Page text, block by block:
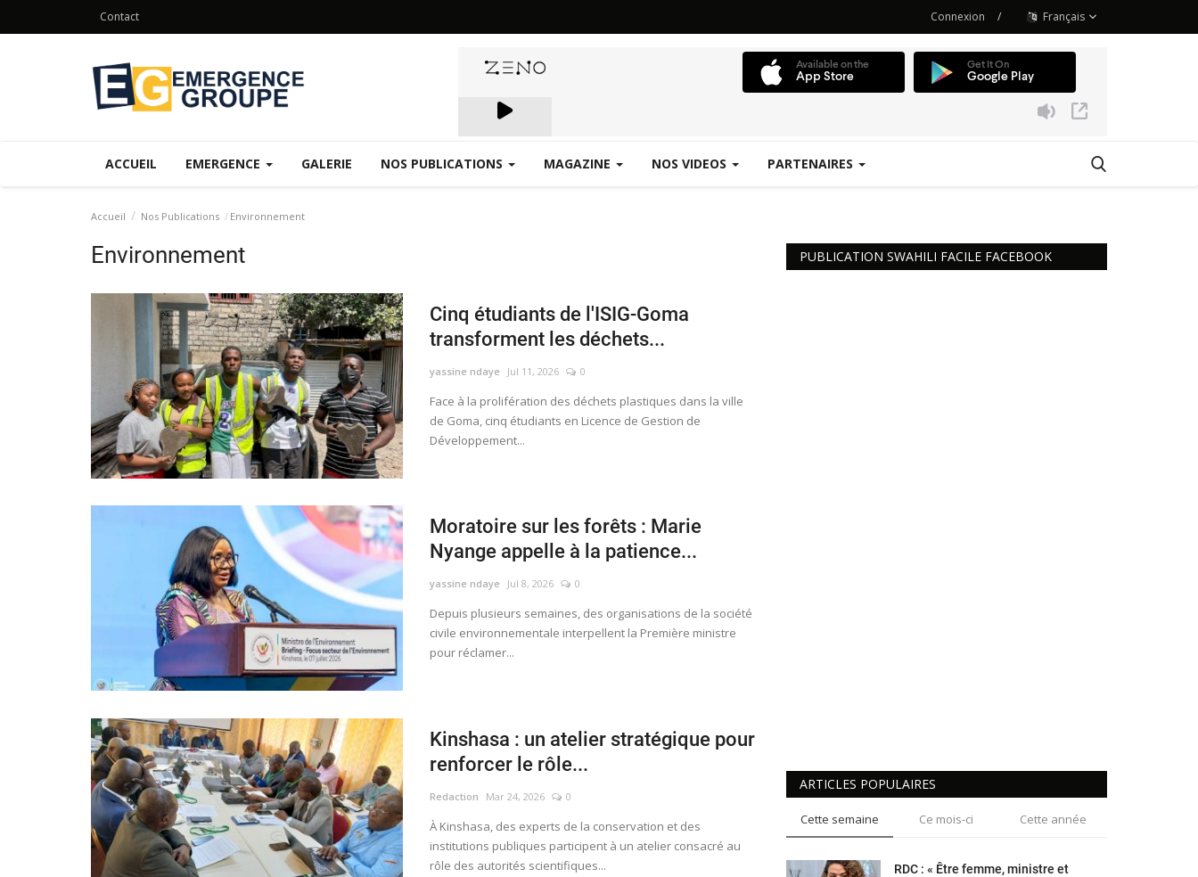
Contact Connexion / Français
ACCUEIL EMERGENCE GALERIE NOS PUBLICATIONS MAGAZINE NOS VIDEOS PARTENAIRES
Accueil Nos Publications Environnement
Environnement
Cinq étudiants de l'ISIG-Goma
transforment les déchets...
yassine ndaye Jul 11, 2026 0
​​​​​​​Face à la prolifération des déchets plastiques dans la ville
de Goma, cinq étudiants en Licence de Gestion de
Développement...
Moratoire sur les forêts : Marie
Nyange appelle à la patience...
yassine ndaye Jul 8, 2026 0
Depuis plusieurs semaines, des organisations de la société
civile environnementale interpellent la Première ministre
pour réclamer...
Kinshasa : un atelier stratégique pour
renforcer le rôle...
Redaction Mar 24, 2026 0
À Kinshasa, des experts de la conservation et des
institutions publiques participent à un atelier consacré au
rôle des autorités scientifiques...
PUBLICATION SWAHILI FACILE FACEBOOK
ARTICLES POPULAIRES
Cette semaine Ce mois-ci Cette année
RDC : « Être femme, ministre et